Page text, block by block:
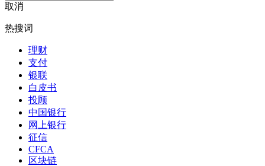
取消
热搜词
理财
支付
银联
白皮书
投顾
中国银行
网上银行
征信
CFCA
区块链